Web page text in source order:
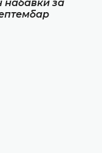
набавки за